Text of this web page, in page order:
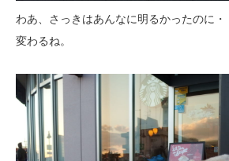
わあ、さっきはあんなに明るかったのに
変わるね。